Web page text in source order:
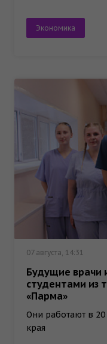
Экономика
07 августа, 14:31
Будущие врачи
студентами из
«Парма»
Они работают в
края